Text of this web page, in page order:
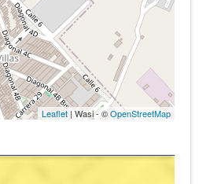
Leaflet| Wasi - ©OpenStreetMap